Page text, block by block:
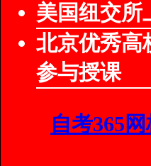
美国纽交所
北京优秀高
参与授课
自考365